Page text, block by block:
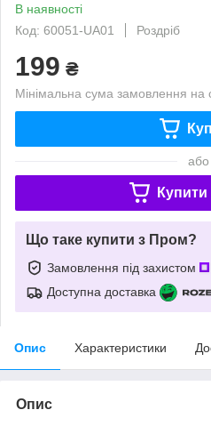
В наявності
Код: 60051-UA01
Роздріб
199 ₴
Мінімальна сума замовлення на
або
Купити
Що таке купити з Пром?
Замовлення під захистом
Доступна доставка
Опис Характеристики
Опис